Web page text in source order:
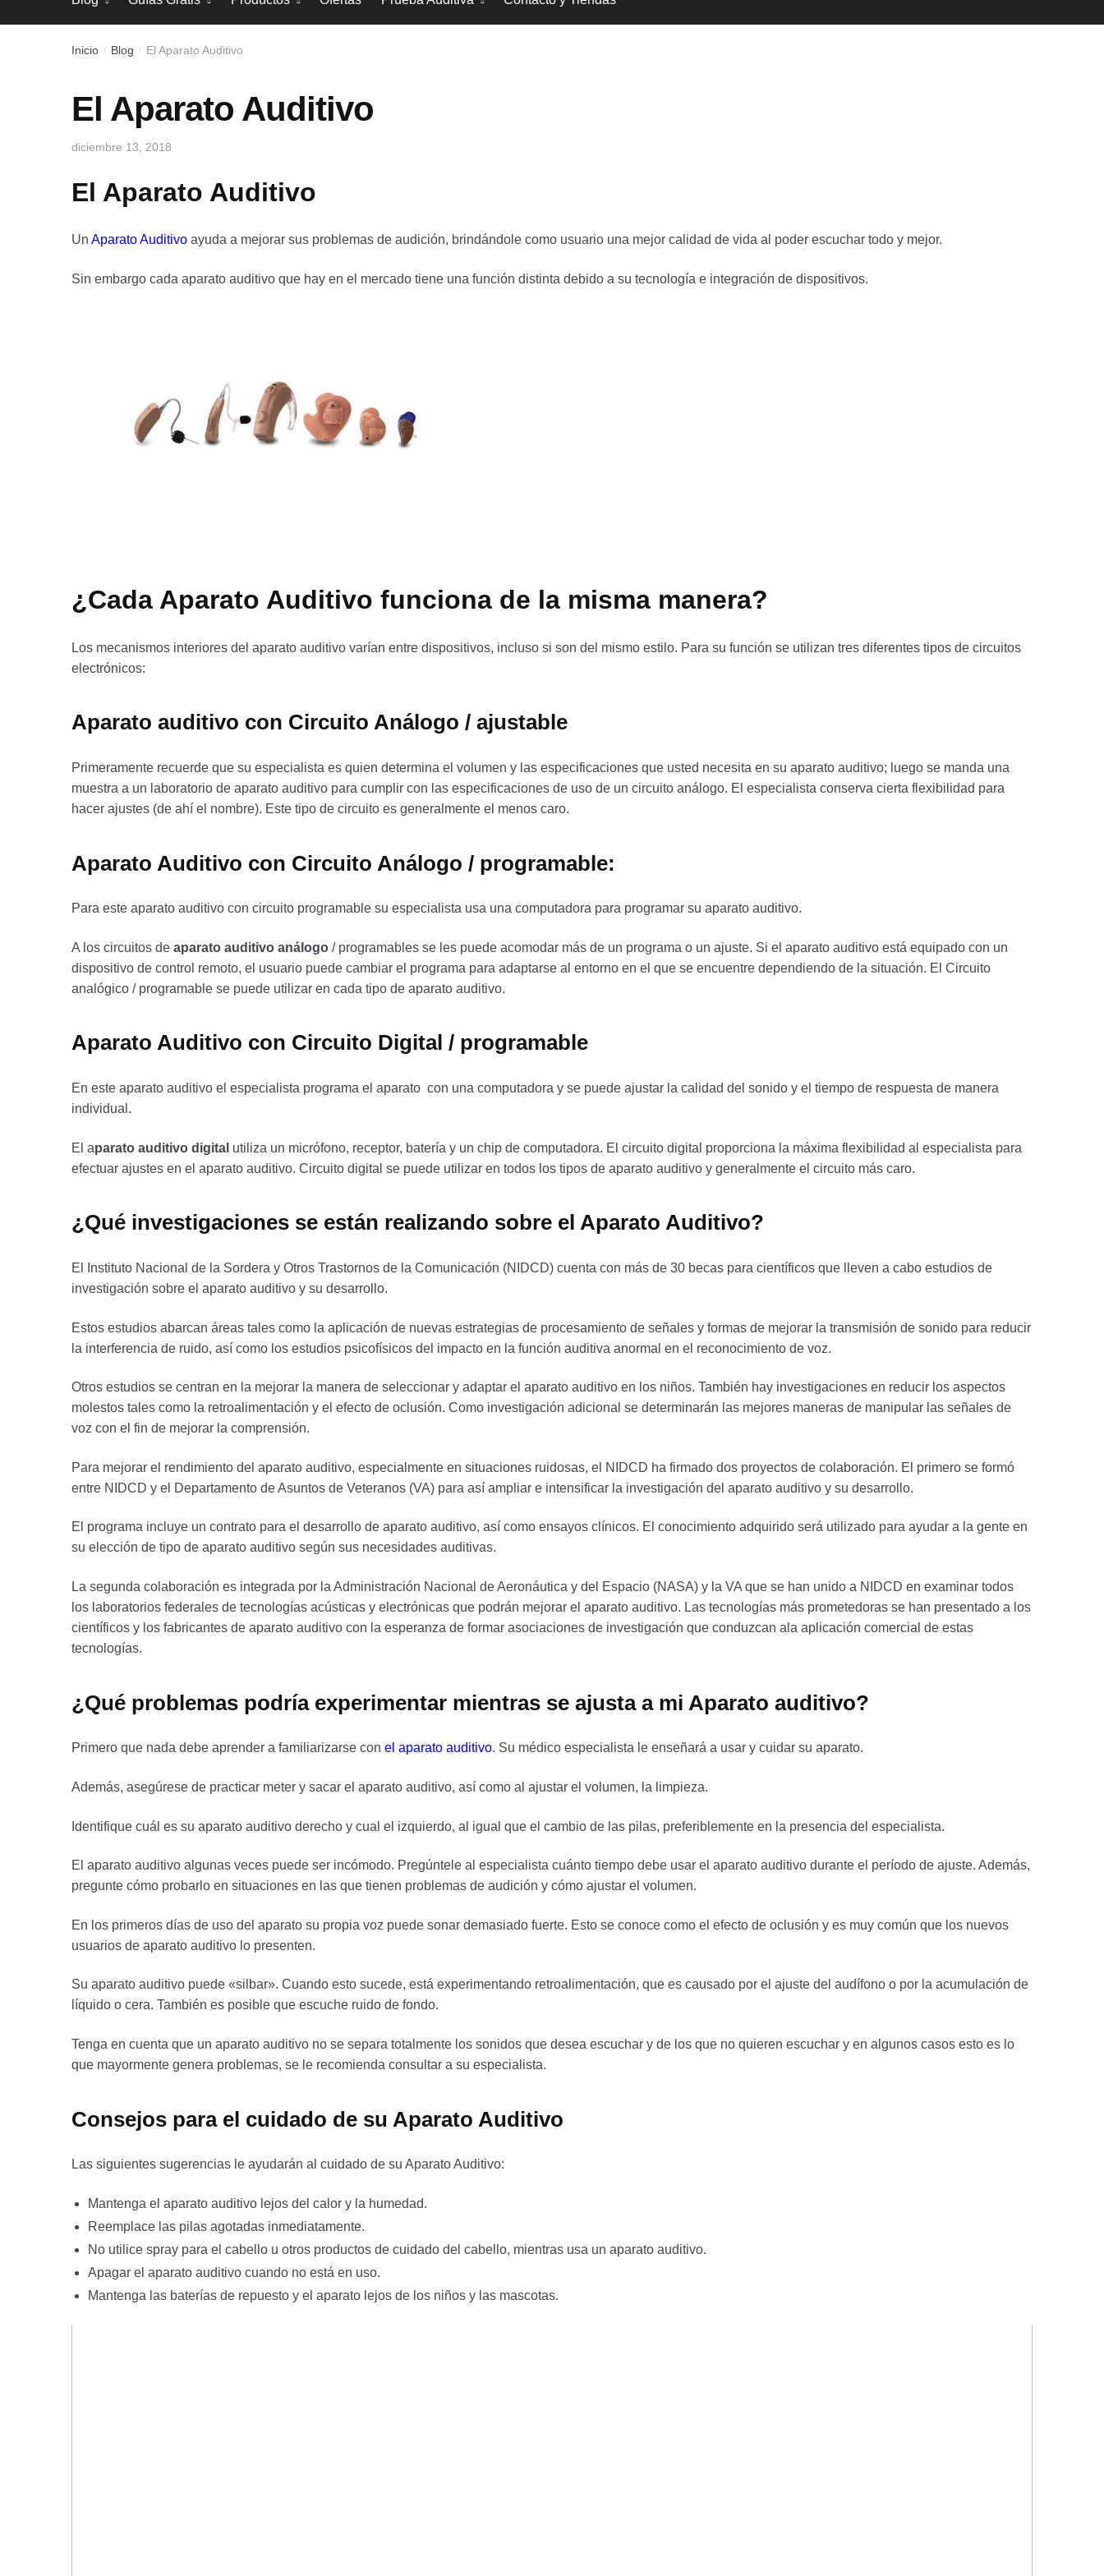
Inicio / Blog / El Aparato Auditivo
El Aparato Auditivo
diciembre 13, 2018
El Aparato Auditivo
Un Aparato Auditivo ayuda a mejorar sus problemas de audición, brindándole como usuario una mejor calidad de vida al poder escuchar todo y mejor.
Sin embargo cada aparato auditivo que hay en el mercado tiene una función distinta debido a su tecnología e integración de dispositivos.
¿Cada Aparato Auditivo funciona de la misma manera?
Los mecanismos interiores del aparato auditivo varían entre dispositivos, incluso si son del mismo estilo. Para su función se utilizan tres diferentes tipos de circuitos
electrónicos:
Aparato auditivo con Circuito Análogo / ajustable
Primeramente recuerde que su especialista es quien determina el volumen y las especificaciones que usted necesita en su aparato auditivo; luego se manda una
muestra a un laboratorio de aparato auditivo para cumplir con las especificaciones de uso de un circuito análogo. El especialista conserva cierta flexibilidad para
hacer ajustes (de ahí el nombre). Este tipo de circuito es generalmente el menos caro.
Aparato Auditivo con Circuito Análogo / programable:
Para este aparato auditivo con circuito programable su especialista usa una computadora para programar su aparato auditivo.
A los circuitos de aparato auditivo análogo / programables se les puede acomodar más de un programa o un ajuste. Si el aparato auditivo está equipado con un
dispositivo de control remoto, el usuario puede cambiar el programa para adaptarse al entorno en el que se encuentre dependiendo de la situación. El Circuito
analógico / programable se puede utilizar en cada tipo de aparato auditivo.
Aparato Auditivo con Circuito Digital / programable
En este aparato auditivo el especialista programa el aparato con una computadora y se puede ajustar la calidad del sonido y el tiempo de respuesta de manera
individual.
El aparato auditivo digital utiliza un micrófono, receptor, batería y un chip de computadora. El circuito digital proporciona la máxima flexibilidad al especialista para
efectuar ajustes en el aparato auditivo. Circuito digital se puede utilizar en todos los tipos de aparato auditivo y generalmente el circuito más caro.
¿Qué investigaciones se están realizando sobre el Aparato Auditivo?
El Instituto Nacional de la Sordera y Otros Trastornos de la Comunicación (NIDCD) cuenta con más de 30 becas para científicos que lleven a cabo estudios de
investigación sobre el aparato auditivo y su desarrollo.
Estos estudios abarcan áreas tales como la aplicación de nuevas estrategias de procesamiento de señales y formas de mejorar la transmisión de sonido para reducir
la interferencia de ruido, así como los estudios psicofísicos del impacto en la función auditiva anormal en el reconocimiento de voz.
Otros estudios se centran en la mejorar la manera de seleccionar y adaptar el aparato auditivo en los niños. También hay investigaciones en reducir los aspectos
molestos tales como la retroalimentación y el efecto de oclusión. Como investigación adicional se determinarán las mejores maneras de manipular las señales de
voz con el fin de mejorar la comprensión.
Para mejorar el rendimiento del aparato auditivo, especialmente en situaciones ruidosas, el NIDCD ha firmado dos proyectos de colaboración. El primero se formó
entre NIDCD y el Departamento de Asuntos de Veteranos (VA) para así ampliar e intensificar la investigación del aparato auditivo y su desarrollo.
El programa incluye un contrato para el desarrollo de aparato auditivo, así como ensayos clínicos. El conocimiento adquirido será utilizado para ayudar a la gente en
su elección de tipo de aparato auditivo según sus necesidades auditivas.
La segunda colaboración es integrada por la Administración Nacional de Aeronáutica y del Espacio (NASA) y la VA que se han unido a NIDCD en examinar todos
los laboratorios federales de tecnologías acústicas y electrónicas que podrán mejorar el aparato auditivo. Las tecnologías más prometedoras se han presentado a los
científicos y los fabricantes de aparato auditivo con la esperanza de formar asociaciones de investigación que conduzcan ala aplicación comercial de estas
tecnologías.
¿Qué problemas podría experimentar mientras se ajusta a mi Aparato auditivo?
Primero que nada debe aprender a familiarizarse con el aparato auditivo. Su médico especialista le enseñará a usar y cuidar su aparato.
Además, asegúrese de practicar meter y sacar el aparato auditivo, así como al ajustar el volumen, la limpieza.
Identifique cuál es su aparato auditivo derecho y cual el izquierdo, al igual que el cambio de las pilas, preferiblemente en la presencia del especialista.
El aparato auditivo algunas veces puede ser incómodo. Pregúntele al especialista cuánto tiempo debe usar el aparato auditivo durante el período de ajuste. Además,
pregunte cómo probarlo en situaciones en las que tienen problemas de audición y cómo ajustar el volumen.
En los primeros días de uso del aparato su propia voz puede sonar demasiado fuerte. Esto se conoce como el efecto de oclusión y es muy común que los nuevos
usuarios de aparato auditivo lo presenten.
Su aparato auditivo puede «silbar». Cuando esto sucede, está experimentando retroalimentación, que es causado por el ajuste del audífono o por la acumulación de
líquido o cera. También es posible que escuche ruido de fondo.
Tenga en cuenta que un aparato auditivo no se separa totalmente los sonidos que desea escuchar y de los que no quieren escuchar y en algunos casos esto es lo
que mayormente genera problemas, se le recomienda consultar a su especialista.
Consejos para el cuidado de su Aparato Auditivo
Las siguientes sugerencias le ayudarán al cuidado de su Aparato Auditivo:
Mantenga el aparato auditivo lejos del calor y la humedad.
Reemplace las pilas agotadas inmediatamente.
No utilice spray para el cabello u otros productos de cuidado del cabello, mientras usa un aparato auditivo.
Apagar el aparato auditivo cuando no está en uso.
Mantenga las baterías de repuesto y el aparato lejos de los niños y las mascotas.